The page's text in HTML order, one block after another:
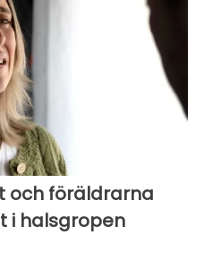
och föräldrarna
i halsgropen